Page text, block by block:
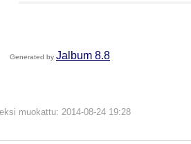
Generated by Jalbum 8.8
muokattu: 2014-08-24 19:28